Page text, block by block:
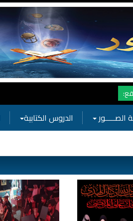
بجهودكم واهتمامكم بفعاليات الحسينية
الصـــــور الدروس الكتابية